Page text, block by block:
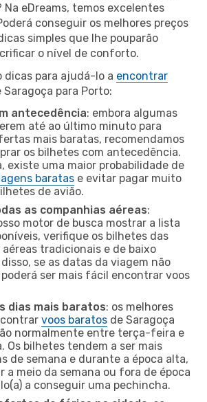
Na eDreams, temos excelentes
conseguir os melhores preços
simples que lhe pouparão
o nível de conforto.
dicas para ajudá-lo a encontrar
Saragoça para Porto:
antecedência: embora algumas
até ao último minuto para
mais baratas, recomendamos
os bilhetes com antecedência.
existe uma maior probabilidade de
baratas e evitar pagar muito
de avião.
as companhias aéreas:
motor de busca mostrar a lista
verifique os bilhetes das
tradicionais e de baixo
se as datas da viagem não
ser mais fácil encontrar voos
dias mais baratos: os melhores
voos baratos de Saragoça
normalmente entre terça-feira e
bilhetes tendem a ser mais
de semana e durante a época alta,
a meio da semana ou fora de época
a conseguir uma pechincha.